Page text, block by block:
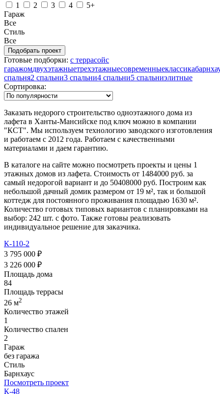
1
2 3 4
5+
Гараж
Все
Стиль
Все
Готовые подборки: с террасойс
гаражомдвухэтажныетрехэтажныесовременныеклассика
спальня2 спальни3 спальни4 спальни5 спальниэлитные
Сортировка:
Заказать недорого строительство одноэтажного дома из
лафета в Ханты-Мансийске под ключ можно в компании
"КСТ". Мы используем технологию заводского изготовления
и работаем с 2012 года. Работаем с качественными
материалами и даем гарантию.
В каталоге на сайте можно посмотреть проекты и цены 1
этажных домов из лафета. Стоимость от 1484000 руб. за
самый недорогой вариант и до 50408000 руб. Построим как
небольшой дачный домик размером от 19 м², так и большой
коттедж для постоянного проживания площадью 1630 м².
Количество готовых типовых вариантов с планировками на
выбор: 242 шт. с фото. Также готовы реализовать
индивидуальное решение для заказчика.
К-110-2
3 795 000 ₽
3 226 000 ₽
Площадь дома
84
Площадь террасы
26 м2
Количество этажей
1
Количество спален
2
Гараж
без гаража
Стиль
Барнхаус
Посмотреть проект
К-48